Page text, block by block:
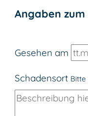
Angaben zum
Gesehen am
Schadensort Bitte